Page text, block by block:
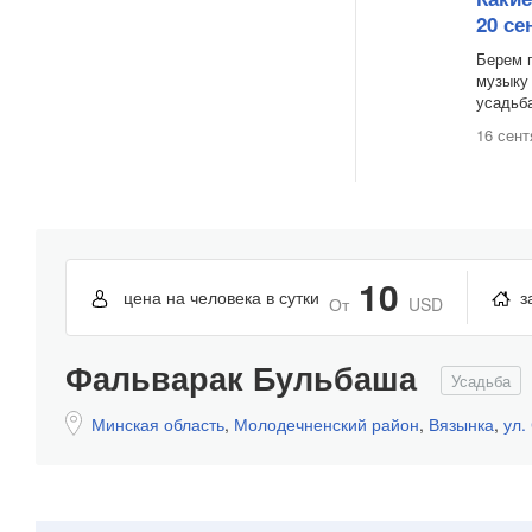
20
Берем
16
цена на человека в сутки От 10 USD
Фальварак Бульбаша Усадьба
Минская область, Молодечненский район, Вязынка, ул.